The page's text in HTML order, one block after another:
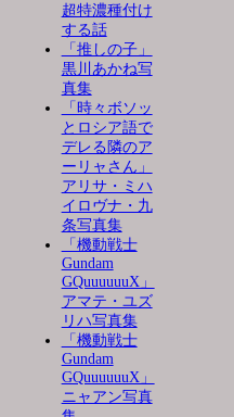
超特濃種付け
する話
「推しの子」
黒川あかね写
真集
「時々ボソッ
とロシア語で
デレる隣のア
ーリャさん」
アリサ・ミハ
イロヴナ・九
条写真集
「機動戦士
Gundam
GQuuuuuuX」
アマテ・ユズ
リハ写真集
「機動戦士
Gundam
GQuuuuuuX」
ニャアン写真